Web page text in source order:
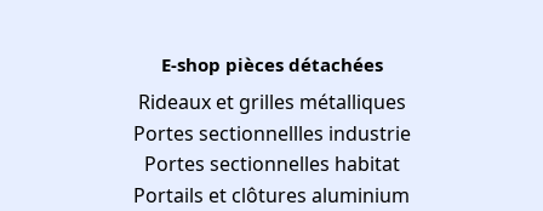
E-shop pièces détachées
Rideaux et grilles métalliques
Portes sectionnellles industrie
Portes sectionnelles habitat
Portails et clôtures aluminium